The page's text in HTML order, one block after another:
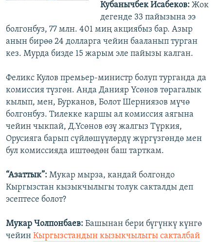
Кубанычбек Исабеков: Жок
дегенде 33 пайызына ээ
болгонбуз, 77 млн. 401 миң акциябыз бар. Азыр
анын бирөө 24 долларга чейин бааланып турган
кез. Мурда бизде 15 жарым эле пайызы калган.
Феликс Кулов премьер-министр болуп турганда да
комиссия түзгөн. Анда Данияр Үсөнов төрагалык
кылып, мен, Бурканов, Болот Шерниязов мүчө
болгонбуз. Тилекке каршы ал комиссия аягына
чейин чыкпай, Д.Үсөнов өзү жалгыз Түркия,
Орусияга барып сүйлөшүүлөрдү жүргүзгөндө мен
бул комиссияда иштөөдөн баш тарткам.
“Азаттык”: Мукар мырза, кандай болгондо
Кыргызстан кызыкчылыгы толук сакталды деп
эсептесе болот?
Мукар Чолпонбаев: Башынан бери бүгүнкү күнгө
чейин Кыргызстандын кызыкчылыгы сакталбай